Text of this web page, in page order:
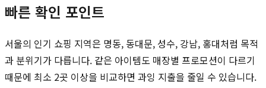
빠른 확인 포인트
서울의 인기 쇼핑 지역은 명동, 동대문, 성수, 강남, 홍대처럼 목적
과 분위기가 다릅니다. 같은 아이템도 매장별 프로모션이 다르기
때문에 최소 2곳 이상을 비교하면 과잉 지출을 줄일 수 있습니다.